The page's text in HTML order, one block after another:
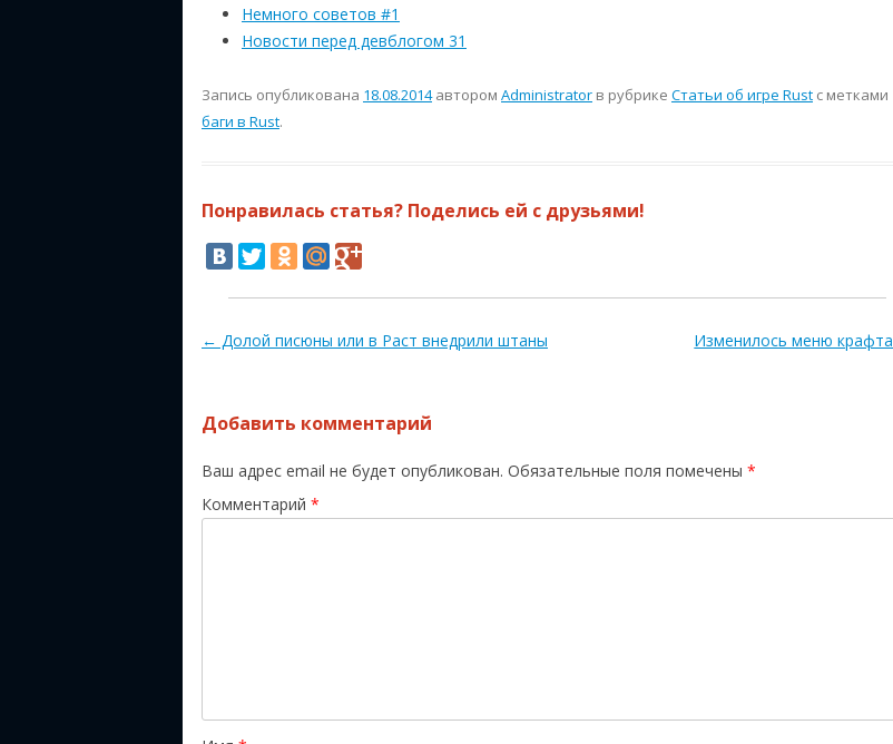
Немного советов #1
Новости перед девблогом 31
Запись опубликована 18.08.2014автором Administrator в рубрике Статьи об игре Rust с метками
баги в Rust.
Понравилась статья? Поделись ей с друзьями!
Навигация по записям
← Долой писюны или в Раст внедрили штаны Изменилось меню крафта
Добавить комментарий
Ваш адрес email не будет опубликован. Обязательные поля помечены *
Комментарий *